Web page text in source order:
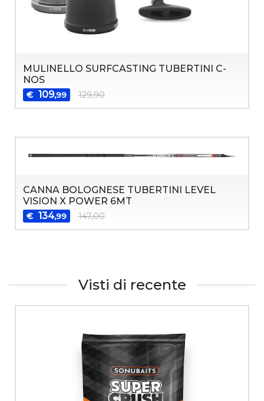
MULINELLO SURFCASTING TUBERTINI C-
NOS
€ 109,99 129,90
CANNA BOLOGNESE TUBERTINI LEVEL
VISION X POWER 6MT
€ 134,99 147,00
Visti di recente